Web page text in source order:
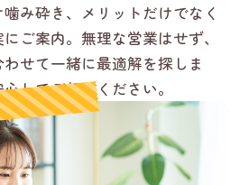
み砕き、メリットだけでなく
ご案内。無理な営業はせず、
せて一緒に最適解を探しま
してご相談ください。